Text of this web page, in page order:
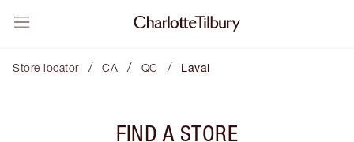
Store locator / CA / QC / Laval
FIND A STORE